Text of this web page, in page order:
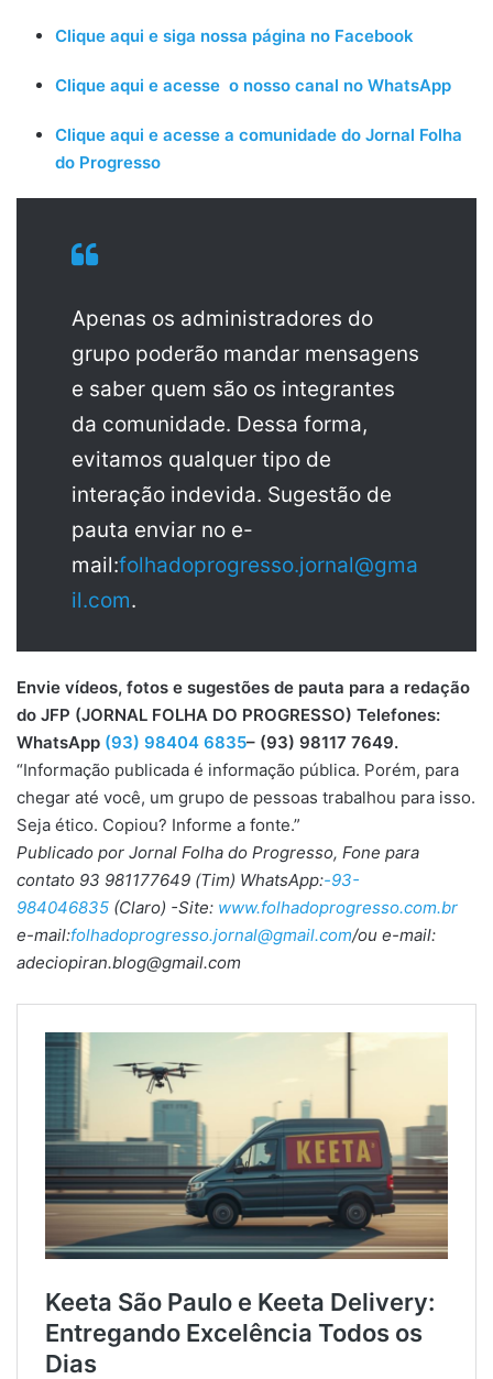
Clique aqui e siga nossa página no Facebook
Clique aqui e acesse o nosso canal no WhatsApp
Clique aqui e acesse a comunidade do Jornal Folha
do Progresso
Apenas os administradores do
grupo poderão mandar mensagens
e saber quem são os integrantes
da comunidade. Dessa forma,
evitamos qualquer tipo de
interação indevida. Sugestão de
pauta enviar no e-
mail:folhadoprogresso.jornal@gma
il.com.
Envie vídeos, fotos e sugestões de pauta para a redação
do JFP (JORNAL FOLHA DO PROGRESSO) Telefones:
WhatsApp (93) 98404 6835– (93) 98117 7649.
“Informação publicada é informação pública. Porém, para
chegar até você, um grupo de pessoas trabalhou para isso.
Seja ético. Copiou? Informe a fonte.”
Publicado por Jornal Folha do Progresso, Fone para
contato 93 981177649 (Tim) WhatsApp:-93-
984046835 (Claro) -Site: www.folhadoprogresso.com.br
e-mail:folhadoprogresso.jornal@gmail.com/ou e-mail:
adeciopiran.blog@gmail.com